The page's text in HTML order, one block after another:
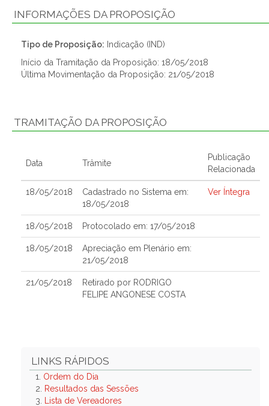
INFORMAÇÕES DA PROPOSIÇÃO
Tipo de Proposição: Indicação (IND)
Início da Tramitação da Proposição: 18/05/2018
Última Movimentação da Proposição: 21/05/2018
TRAMITAÇÃO DA PROPOSIÇÃO
Data Trâmite
Publicação
Relacionada
18/05/2018
Cadastrado no Sistema em:
18/05/2018
Ver Íntegra
18/05/2018 Protocolado em: 17/05/2018
18/05/2018
Apreciação em Plenário em:
21/05/2018
21/05/2018
Retirado por RODRIGO
FELIPE ANGONESE COSTA
LINKS RÁPIDOS
1. Ordem do Dia
2.
Resultados das Sessões
3.
Lista de Vereadores